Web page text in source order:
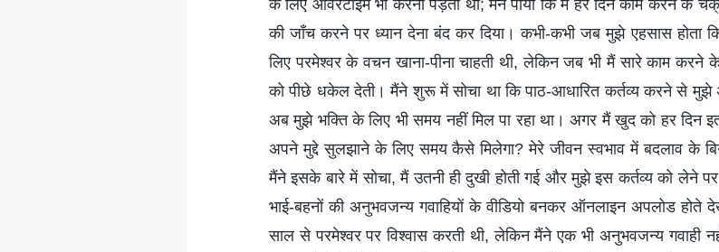
के लिए ओवरटाइम भी करना पड़ता था; मैंने पाया कि मैं हर दिन काम करने के
की जाँच करने पर ध्यान देना बंद कर दिया। कभी-कभी जब मुझे एहसास होता
लिए परमेश्वर के वचन खाना-पीना चाहती थी, लेकिन जब भी मैं सारे काम करने
को पीछे धकेल देती। मैंने शुरू में सोचा था कि पाठ-आधारित कर्तव्य करने से
अब मुझे भक्ति के लिए भी समय नहीं मिल पा रहा था। अगर मैं खुद को हर दिन
अपने मुद्दे सुलझाने के लिए समय कैसे मिलेगा? मेरे जीवन स्वभाव में बदलाव के
मैंने इसके बारे में सोचा, मैं उतनी ही दुखी होती गई और मुझे इस कर्तव्य को
भाई-बहनों की अनुभवजन्य गवाहियों के वीडियो बनकर ऑनलाइन अपलोड होते
साल से परमेश्वर पर विश्वास करती थी, लेकिन मैंने एक भी अनुभवजन्य गवाही